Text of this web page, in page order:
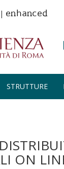
| enhanced
STRUTTURE
ON